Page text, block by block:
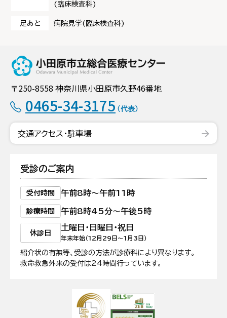
(臨床検査科)
足あと 病院見学(臨床検査科)
〒250-8558 神奈川県小田原市久野46番地
0465-34-3175 （代表）
交通アクセス・駐車場
受診のご案内
受付時間 午前8時〜午前11時
診療時間 午前8時45分〜午後5時
休診日
土曜日・日曜日・祝日
年末年始（12月29日〜1月3日）
紹介状の有無等、受診の方法が診療科により異なります。
救命救急外来の受付は24時間行っています。
日本医療機能評価機構認定病院